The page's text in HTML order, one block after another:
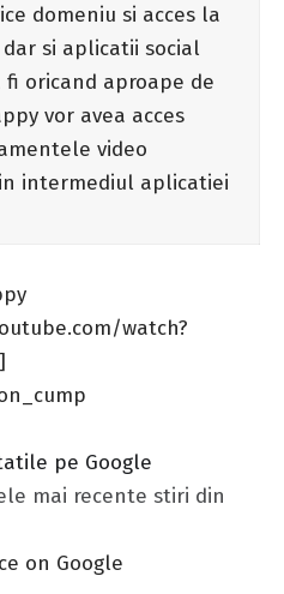
domeniu si acces la
si aplicatii social
oricand aproape de
vor avea acces
video
intermediul aplicatiei
watch?
pe Google
mai recente stiri din